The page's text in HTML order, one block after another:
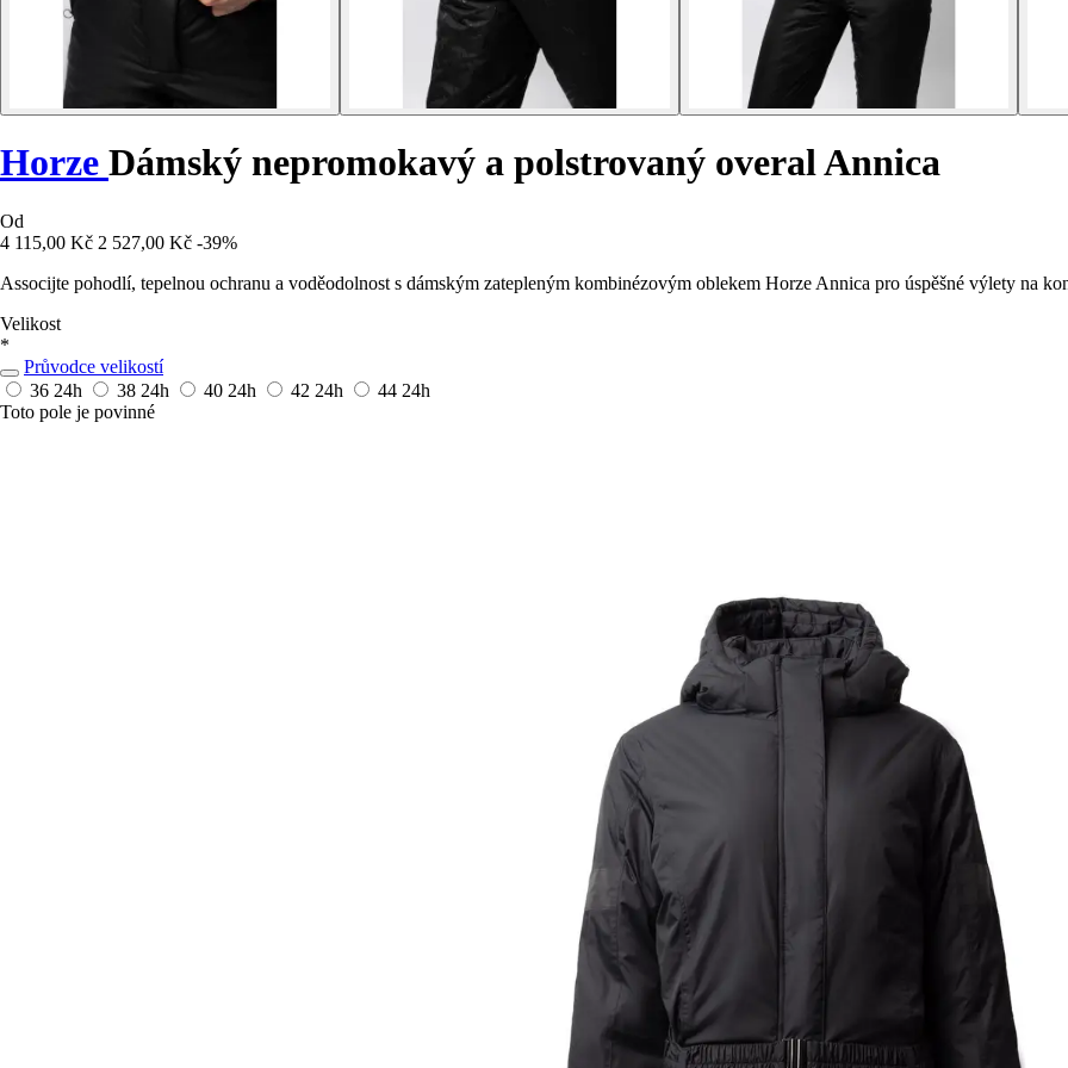
Horze Dámský nepromokavý a polstrovaný overal Annica
Od
4 115,00 Kč 2 527,00 Kč -39%
Associjte pohodlí, tepelnou ochranu a voděodolnost s dámským zatepleným kombinézovým oblekem Horze Annica pro úspěšné výlety na
Velikost
*
Průvodce velikostí
36 24h 38 24h 40 24h 42 24h 44 24h
Toto pole je povinné